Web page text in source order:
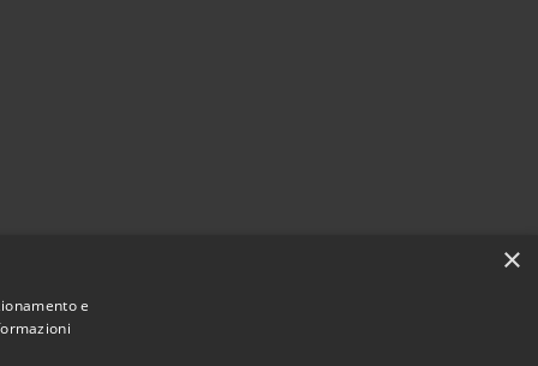
×
e